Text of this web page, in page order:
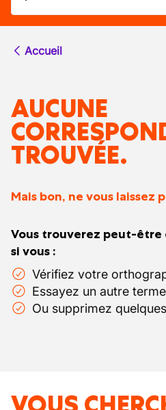
Accueil
AUCUNE
TROUVÉE.
Mais bon, ne vous laissez
Vous trouverez peut-être
si vous :
Vérifiez votre
Essayez un autre
Ou supprimez